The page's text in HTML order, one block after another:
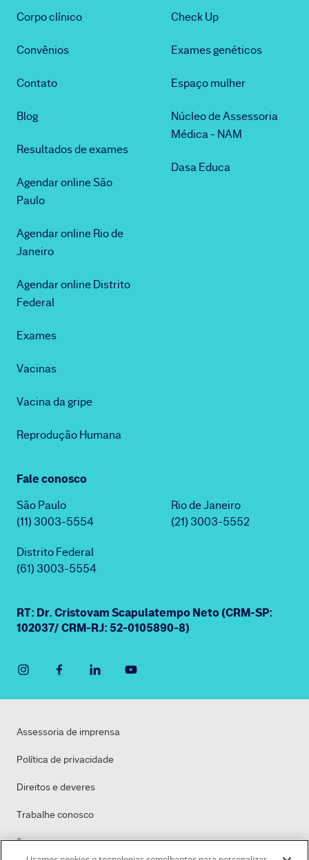
Corpo clínico
Convênios
Contato
Blog
Resultados de exames
Agendar online São
Paulo
Agendar online Rio de
Janeiro
Agendar online Distrito
Federal
Exames
Vacinas
Vacina da gripe
Reprodução Humana
Check Up
Exames genéticos
Espaço mulher
Núcleo de Assessoria
Médica - NAM
Dasa Educa
Fale conosco
São Paulo
(11) 3003-5554
Rio de Janeiro
(21) 3003-5552
Distrito Federal
(61) 3003-5554
RT: Dr. Cristovam Scapulatempo Neto (CRM-SP:
102037/ CRM-RJ: 52-0105890-8)
Assessoria de imprensa
Política de privacidade
Direitos e deveres
Trabalhe conosco
Dasa